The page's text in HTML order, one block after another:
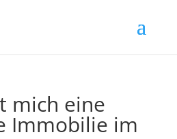
mich eine
Immobilie im